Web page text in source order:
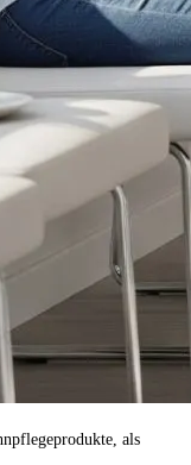
als